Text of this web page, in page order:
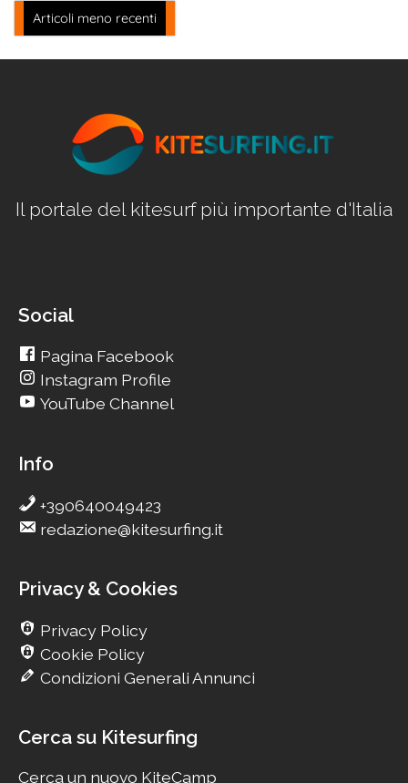
Navigazione
articoli
Articoli meno recenti
Il portale del kitesurf più importante d'Italia
Social
Pagina Facebook
Instagram Profile
YouTube Channel
Info
+390640049423
redazione@kitesurfing.it
Privacy & Cookies
Privacy Policy
Cookie Policy
Condizioni Generali Annunci
Cerca su Kitesurfing
Cerca un nuovo KiteCamp